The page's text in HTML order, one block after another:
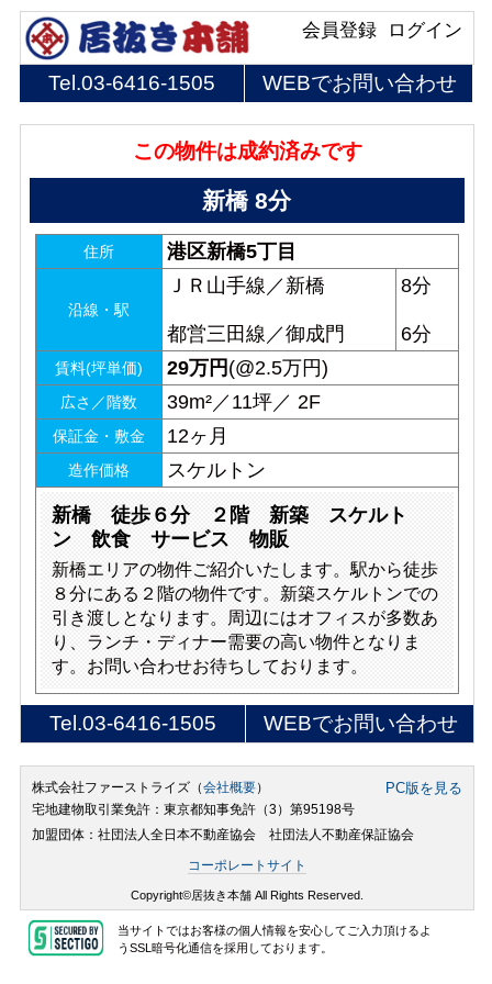
ログイン
会員登録
Tel.03-6416-1505 WEBでお問い合わせ
この物件は成約済みです
新橋 8分
住所 港区新橋5丁目
沿線・駅
ＪＲ山手線／新橋
都営三田線／御成門
8分
6分
賃料(坪単価) 29万円 (@2.5万円)
広さ／階数 39m²／11坪／ 2F
保証金・敷金 12ヶ月
造作価格 スケルトン
新橋 徒歩６分 ２階 新築 スケルト
ン 飲食 サービス 物販
新橋エリアの物件ご紹介いたします。駅から徒歩
８分にある２階の物件です。新築スケルトンでの
引き渡しとなります。周辺にはオフィスが多数あ
り、ランチ・ディナー需要の高い物件となりま
す。お問い合わせお待ちしております。
Tel.03-6416-1505 WEBでお問い合わせ
株式会社ファーストライズ（会社概要） PC版を見る
宅地建物取引業免許：東京都知事免許（3）第95198号
加盟団体：社団法人全日本不動産協会 社団法人不動産保証協会
コーポレートサイト
Copyright©居抜き本舗 All Rights Reserved.
当サイトではお客様の個人情報を安心してご入力頂けるよ
うSSL暗号化通信を採用しております。